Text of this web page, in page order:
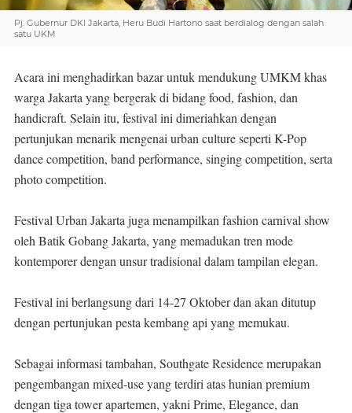
Pj. Gubernur DKI Jakarta, Heru Budi Hartono saat berdialog dengan salah
satu UKM
Acara ini menghadirkan bazar untuk mendukung UMKM khas
warga Jakarta yang bergerak di bidang food, fashion, dan
handicraft. Selain itu, festival ini dimeriahkan dengan
pertunjukan menarik mengenai urban culture seperti K-Pop
dance competition, band performance, singing competition, serta
photo competition.
Festival Urban Jakarta juga menampilkan fashion carnival show
oleh Batik Gobang Jakarta, yang memadukan tren mode
kontemporer dengan unsur tradisional dalam tampilan elegan.
Festival ini berlangsung dari 14-27 Oktober dan akan ditutup
dengan pertunjukan pesta kembang api yang memukau.
Sebagai informasi tambahan, Southgate Residence merupakan
pengembangan mixed-use yang terdiri atas hunian premium
dengan tiga tower apartemen, yakni Prime, Elegance, dan